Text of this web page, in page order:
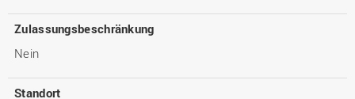
Zulassungsbeschränkung
Nein
Standort